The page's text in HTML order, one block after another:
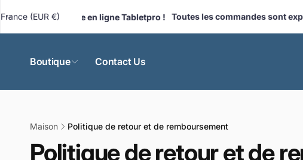
passer
au
contenu
boutique en ligne Tabletpro ! Toutes les commandes sont
P
r
France (EUR €)
Boutique Contact Us
Maison Politique de retour et de remboursement
Politique de retour et de